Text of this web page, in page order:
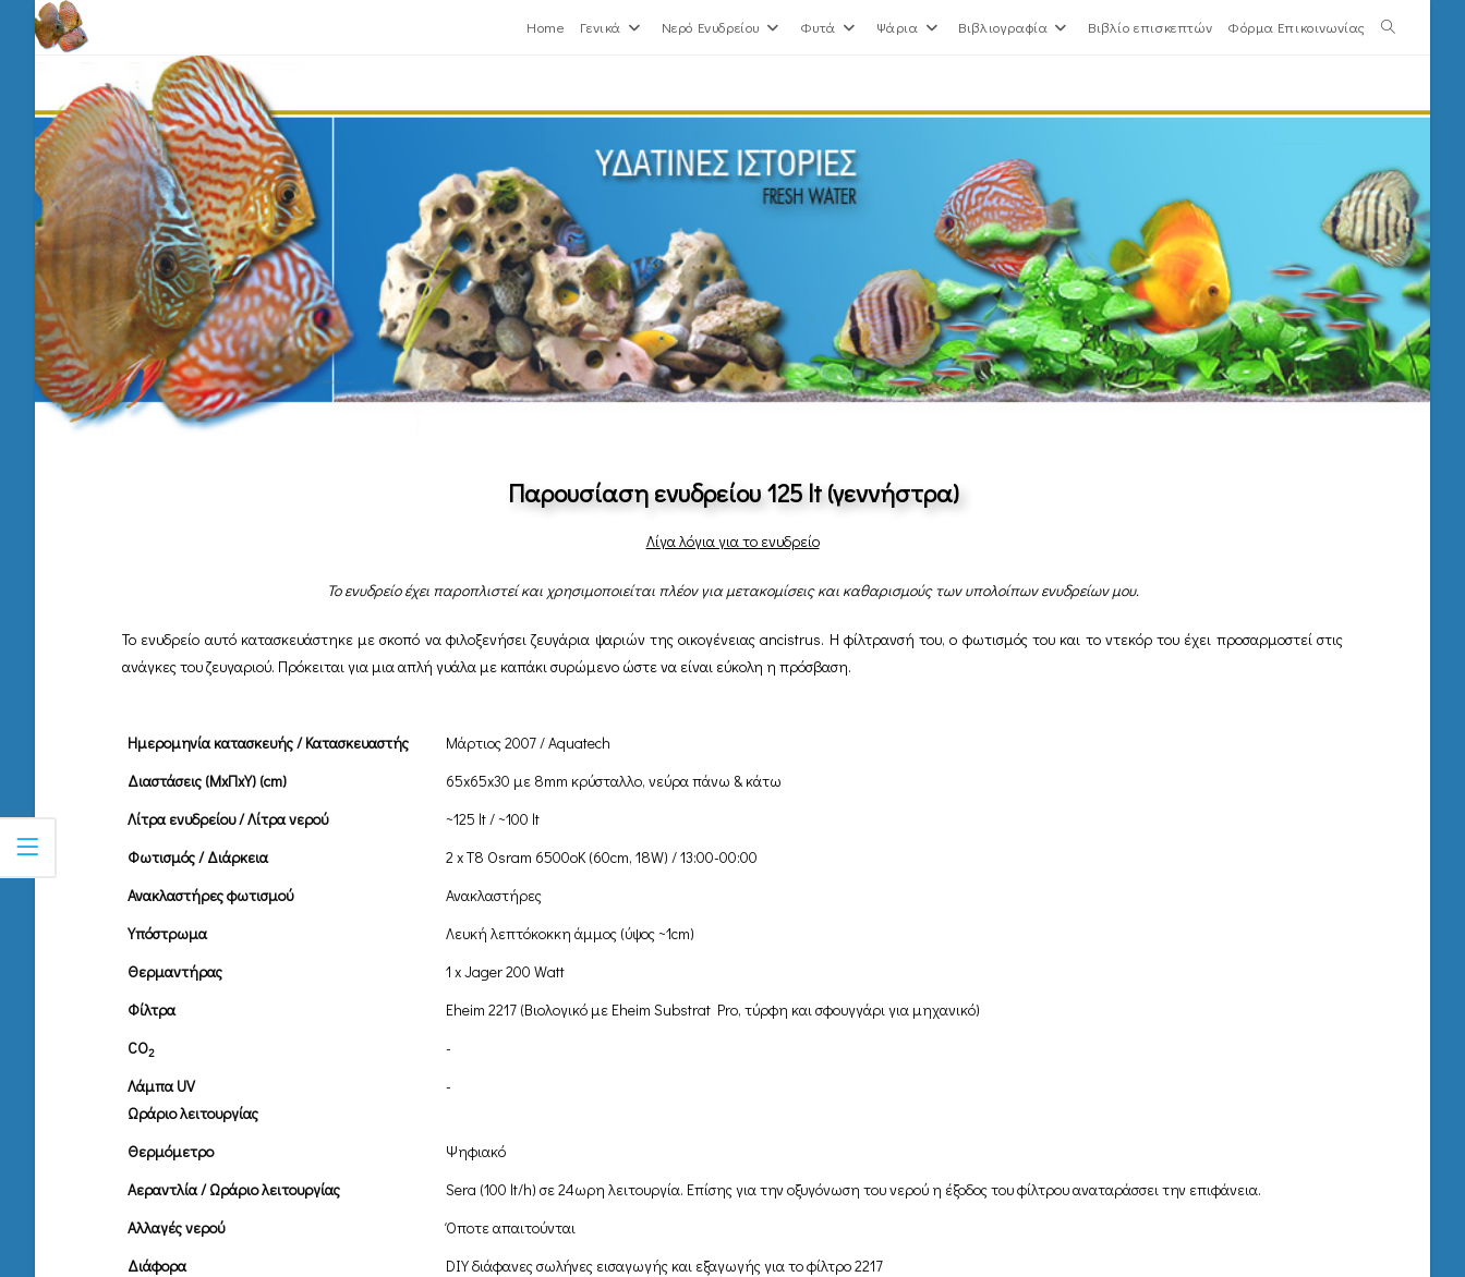
Home Γενικά Νερό Ενυδρείου Φυτά Ψάρια Βιβλιογραφία Βιβλίο επισκεπτών Φόρμα Επικοινωνίας
Παρουσίαση ενυδρείου 125 lt (γεννήστρα)
Λίγα λόγια για το ενυδρείο
Το ενυδρείο έχει παροπλιστεί και χρησιμοποιείται πλέον για μετακομίσεις και καθαρισμούς των υπολοίπων ενυδρείων μου.
Το ενυδρείο αυτό κατασκευάστηκε με σκοπό να φιλοξενήσει ζευγάρια ψαριών της οικογένειας ancistrus. Η φίλτρανσή του, ο φωτισμός του και το ντεκόρ του έχει προσαρμοστεί στις
ανάγκες του ζευγαριού. Πρόκειται για μια απλή γυάλα με καπάκι συρώμενο ώστε να είναι εύκολη η πρόσβαση.
Ημερομηνία κατασκευής / Κατασκευαστής
Μάρτιος 2007 / Aquatech
Διαστάσεις (ΜxΠxΥ) (cm)
65x65x30 με 8mm κρύσταλλο, νεύρα πάνω & κάτω
Λίτρα ενυδρείου / Λίτρα νερού
~125 lt / ~100 lt
Φωτισμός / Διάρκεια
2 x T8 Osram 6500oK (60cm, 18W) / 13:00-00:00
Ανακλαστήρες φωτισμού
Ανακλαστήρες
Υπόστρωμα
Λευκή λεπτόκοκκη άμμος (ύψος ~1cm)
Θερμαντήρας
1 x Jager 200 Watt
Φίλτρα
Eheim 2217 (Βιολογικό με Eheim Substrat Pro, τύρφη και σφουγγάρι για μηχανικό)
CO2
-
Λάμπα UV
Ωράριο λειτουργίας
-
Θερμόμετρο
Ψηφιακό
Αεραντλία / Ωράριο λειτουργίας
Sera (100 lt/h) σε 24ωρη λειτουργία. Επίσης για την οξυγόνωση του νερού η έξοδος του φίλτρου αναταράσσει την επιφάνεια.
Αλλαγές νερού
Όποτε απαιτούνται
Διάφορα
DIY διάφανες σωλήνες εισαγωγής και εξαγωγής για το φίλτρο 2217